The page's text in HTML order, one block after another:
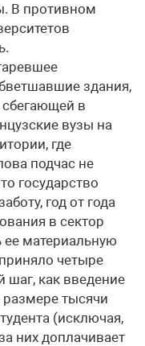
В противном
здания,
сбегающей в
вузы на
где
подчас не
государство
год от года
в сектор
материальную
четыре
шаг, как введение
размере тысячи
(исключая,
них доплачивает